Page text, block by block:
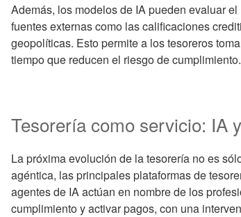
Además, los modelos de IA pueden evaluar
fuentes externas como las calificaciones
geopolíticas. Esto permite a los tesoreros
tiempo que reducen el riesgo de cumplimiento.
Tesorería como servicio: IA
La próxima evolución de la tesorería no es
agéntica, las principales plataformas de
agentes de IA actúan en nombre de los
cumplimiento y activar pagos, con una